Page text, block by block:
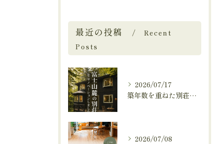
最近の投稿
Recent
Posts
2026/07/17
築年数を重ねた別荘を、これからも快適に暮らせる住まいへ。
2026/07/08